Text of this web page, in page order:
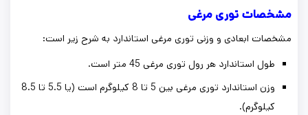
مشخصات توری مرغی
مشخصات ابعادی و وزنی توری مرغی استاندارد به شرح زیر است:
طول استاندارد هر رول توری مرغی 45 متر است.
وزن استاندارد توری مرغی بین 5 تا 8 کیلوگرم است (یا 5.5 تا 8.5
کیلوگرم).